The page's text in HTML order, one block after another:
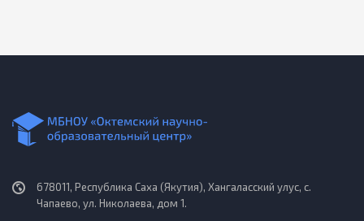
678011, Республика Саха (Якутия), Хангаласский улус, с.
Чапаево, ул. Николаева, дом 1.